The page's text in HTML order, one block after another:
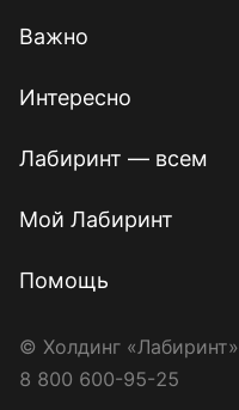
Важно
Интересно
Лабиринт — всем
Мой Лабиринт
Помощь
© Холдинг «Лабиринт»
8 800 600-95-25